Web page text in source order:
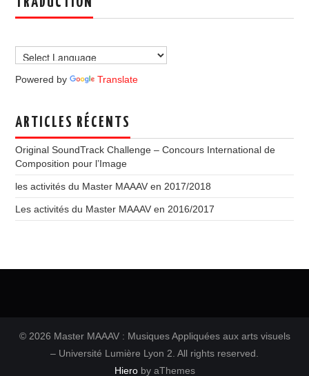
Powered by Translate
ARTICLES RÉCENTS
Original SoundTrack Challenge – Concours International de
Composition pour l’Image
les activités du Master MAAAV en 2017/2018
Les activités du Master MAAAV en 2016/2017
© 2026 Master MAAAV : Musiques Appliquées aux arts visuels
– Université Lumière Lyon 2. All rights reserved.
Hieroby aThemes